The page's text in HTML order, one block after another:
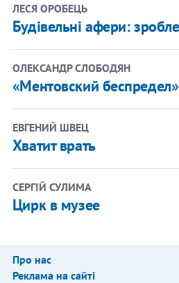
ЛЕСЯ ОРОБЕЦЬ
Будівельні афери:
ОЛЕКСАНДР СЛОБОДЯН
«Ментовский
ЕВГЕНИЙ ШВЕЦ
Хватит врать
СЕРГІЙ СУЛИМА
Цирк в музее
Про нас
Реклама на сайті